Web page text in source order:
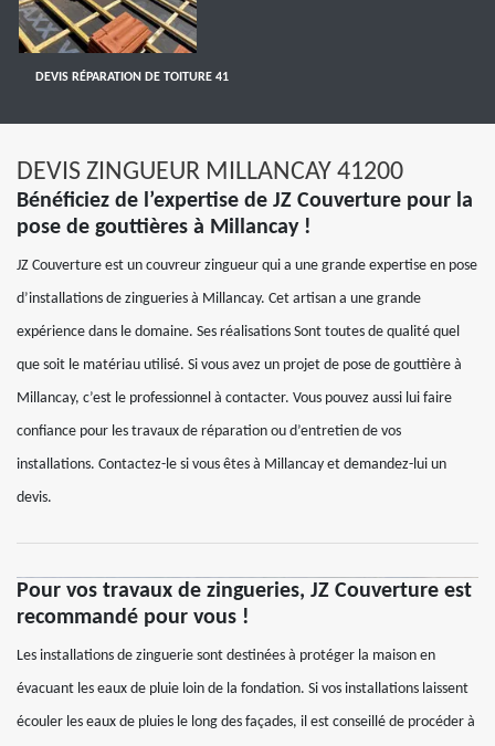
DEVIS RÉPARATION DE TOITURE 41
DEVIS ZINGUEUR MILLANCAY 41200
Bénéficiez de l’expertise de JZ Couverture pour la
pose de gouttières à Millancay !
JZ Couverture est un couvreur zingueur qui a une grande expertise en pose
d’installations de zingueries à Millancay. Cet artisan a une grande
expérience dans le domaine. Ses réalisations Sont toutes de qualité quel
que soit le matériau utilisé. Si vous avez un projet de pose de gouttière à
Millancay, c’est le professionnel à contacter. Vous pouvez aussi lui faire
confiance pour les travaux de réparation ou d’entretien de vos
installations. Contactez-le si vous êtes à Millancay et demandez-lui un
devis.
Pour vos travaux de zingueries, JZ Couverture est
recommandé pour vous !
Les installations de zinguerie sont destinées à protéger la maison en
évacuant les eaux de pluie loin de la fondation. Si vos installations laissent
écouler les eaux de pluies le long des façades, il est conseillé de procéder à